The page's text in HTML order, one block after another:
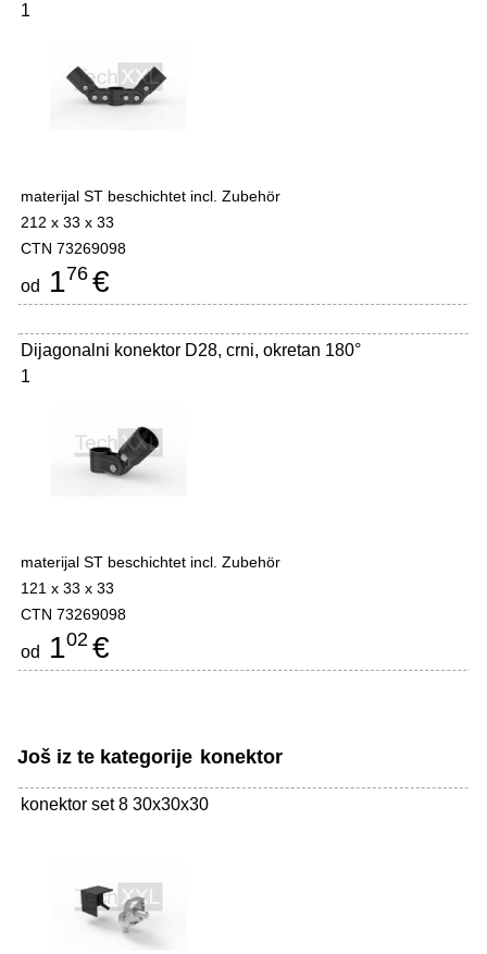
1
materijal ST beschichtet incl. Zubehör
212 x 33 x 33
CTN 73269098
od 176 €
Dijagonalni konektor D28, crni, okretan 180°
1
materijal ST beschichtet incl. Zubehör
121 x 33 x 33
CTN 73269098
od 102 €
Još iz te kategorije konektor
konektor set 8 30x30x30